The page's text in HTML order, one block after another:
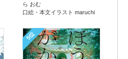
ら おむ
口絵・本文イラスト maruchi
5位